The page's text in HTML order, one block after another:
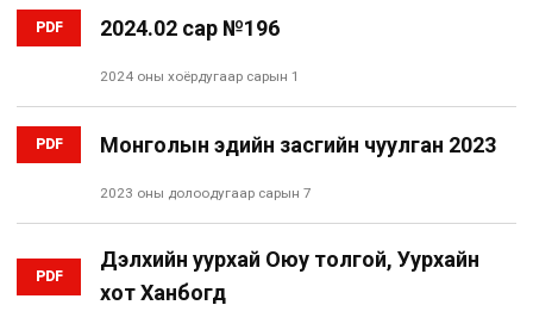
PDF 2024.02 сар №196
2024 оны хоёрдугаар сарын 1
PDF Монголын эдийн засгийн чуулган 2023
2023 оны долоодугаар сарын 7
PDF
Дэлхийн уурхай Оюу толгой, Уурхайн
хот Ханбогд